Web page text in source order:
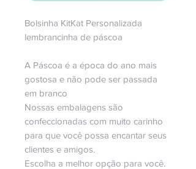
Bolsinha KitKat Personalizada
lembrancinha de páscoa
A Páscoa é a época do ano mais
gostosa e não pode ser passada
em branco
Nossas embalagens são
confeccionadas com muito carinho
para que você possa encantar seus
clientes e amigos.
Escolha a melhor opção para você.